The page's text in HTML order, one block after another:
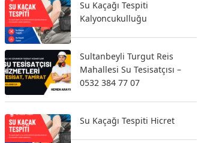
Su Kaçağı Tespiti
Kalyoncukulluğu
Sultanbeyli Turgut Reis
Mahallesi Su Tesisatçısı –
0532 384 77 07
Su Kaçağı Tespiti Hicret